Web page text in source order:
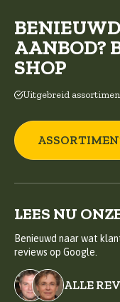
AANBOD?
SHOP
Uitgebreid
LEES NU
Benieuwd naar wat
reviews op Google.
ALLE